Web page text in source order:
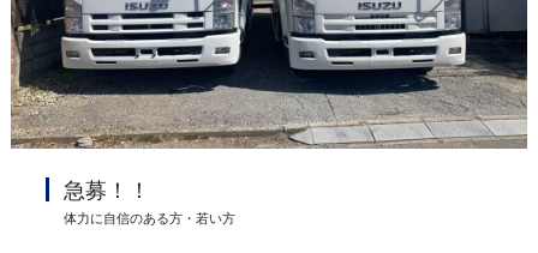
急募！！
体力に自信のある方・若い方